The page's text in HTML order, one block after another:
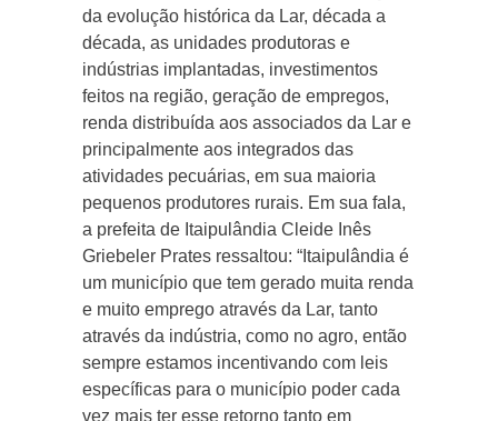
da evolução histórica da Lar, década a
década, as unidades produtoras e
indústrias implantadas, investimentos
feitos na região, geração de empregos,
renda distribuída aos associados da Lar e
principalmente aos integrados das
atividades pecuárias, em sua maioria
pequenos produtores rurais. Em sua fala,
a prefeita de Itaipulândia Cleide Inês
Griebeler Prates ressaltou: “Itaipulândia é
um município que tem gerado muita renda
e muito emprego através da Lar, tanto
através da indústria, como no agro, então
sempre estamos incentivando com leis
específicas para o município poder cada
vez mais ter esse retorno tanto em